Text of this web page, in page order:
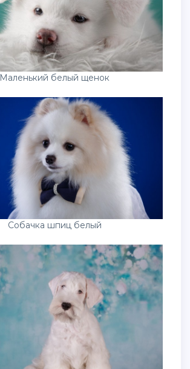
Маленький белый щенок
Собачка шпиц белый